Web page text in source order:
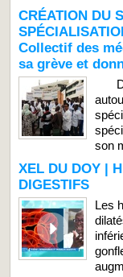
CRÉATION DU
Collectif des
sa grève et
son
XEL DU DOY |
DIGESTIFS
Les